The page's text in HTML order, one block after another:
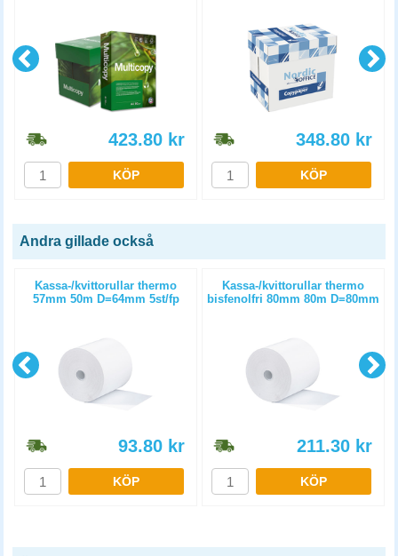
423.80 kr
KÖP
348.80 kr
KÖP
Andra gillade också
Kassa-/kvittorullar thermo
57mm 50m D=64mm 5st/fp
93.80 kr
KÖP
Kassa-/kvittorullar thermo
bisfenolfri 80mm 80m D=80mm
211.30 kr
KÖP